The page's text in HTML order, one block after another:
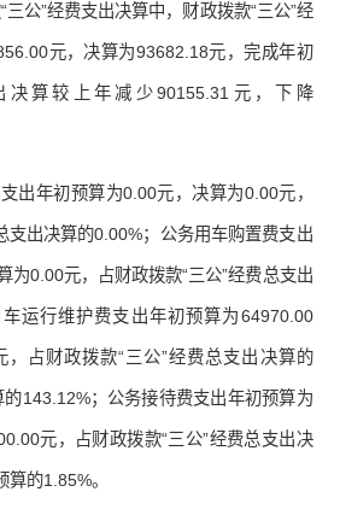
公”经费支出决算中，财政拨款“三公”经
元，决算为93682.18元，完成年初
决算较上年减少90155.31元，下降
出年初预算为0.00元，决算为0.00元，
支出决算的0.00%；公务用车购置费支出
为0.00元，占财政拨款“三公”经费总支出
运行维护费支出年初预算为64970.00
，占财政拨款“三公”经费总支出决算的
143.12%；公务接待费支出年初预算为
元，占财政拨款“三公”经费总支出决
的1.85%。